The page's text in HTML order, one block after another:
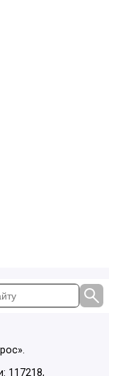
117218,